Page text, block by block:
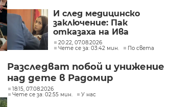
И след медицинско
заключение: Пак
отказаха на Ива
Михайлова да се лекува
в България
20:22, 07.08.2026
Чете се за: 03:42 мин.
По света
Разследват побой и унижение
над дете в Радомир
18:15, 07.08.2026
Чете се за: 02:55 мин.
У нас